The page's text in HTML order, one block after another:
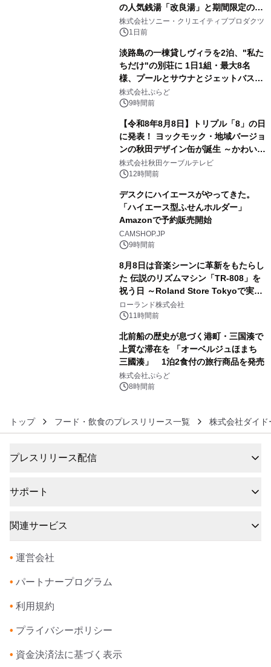
の人気銭湯「改良湯」と期間限定のコ
ラボレーション サウナイキタイコラ
ボグッズも発売決定！
株式会社ソニー・クリエイティブプロダクツ
1日前
淡路島の一棟貸しヴィラを2泊、"私た
ちだけ"の別荘に 1日1組・最大8名
様、プールとサウナとジェットバス付
きで Villa Mon Temps AWAJIの連泊
素泊りプラン
株式会社ぷらど
9時間前
【令和8年8月8日】トリプル「8」の日
に発表！ ヨックモック・地域バージョ
ンの秋田デザイン缶が誕生 ～かわいい
秋田犬の子犬と秋田の四季と名所を巡
るパッケージ～ 9月1日(火)秋田県内で
株式会社秋田ケーブルテレビ
12時間前
デスクにハイエースがやってきた。
「ハイエース型ふせんホルダー」
Amazonで予約販売開始
CAMSHOP.JP
9時間前
8月8日は音楽シーンに革新をもたらし
た 伝説のリズムマシン「TR-808」を
祝う日 ～Roland Store Tokyoで実機
を展示しての 記念キャンペーンを開
催 英国ラジオ「NTS」の 特別プログ
アーティストを フィーチャーしたアニ
メーションを公開～
ローランド株式会社
11時間前
北前船の歴史が息づく港町・三国湊で
上質な滞在を 「オーベルジュほまち
三國湊」 1泊2食付の旅行商品を発売
株式会社ぷらど
8時間前
トップ フード・飲食のプレスリリース一覧 株式会社ダイド
プレスリリース配信
サポート
関連サービス
• 運営会社
• パートナープログラム
• 利用規約
• プライバシーポリシー
• 資金決済法に基づく表示